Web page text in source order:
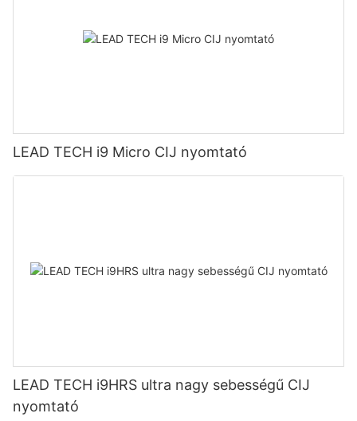
LEAD TECH i9 Micro CIJ nyomtató
LEAD TECH i9HRS ultra nagy sebességű CIJ
nyomtató